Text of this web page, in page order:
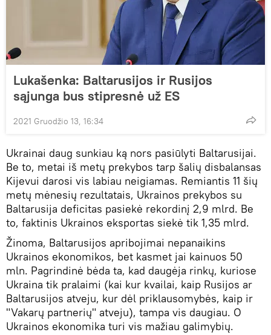
Lukašenka: Baltarusijos ir Rusijos
sąjunga bus stipresnė už ES
2021 Gruodžio 13, 16:34
Ukrainai daug sunkiau ką nors pasiūlyti Baltarusijai.
Be to, metai iš metų prekybos tarp šalių disbalansas
Kijevui darosi vis labiau neigiamas. Remiantis 11 šių
metų mėnesių rezultatais, Ukrainos prekybos su
Baltarusija deficitas pasiekė rekordinį 2,9 mlrd. Be
to, faktinis Ukrainos eksportas siekė tik 1,35 mlrd.
Žinoma, Baltarusijos apribojimai nepanaikins
Ukrainos ekonomikos, bet kasmet jai kainuos 50
mln. Pagrindinė bėda ta, kad daugėja rinkų, kuriose
Ukraina tik pralaimi (kai kur kvailai, kaip Rusijos ar
Baltarusijos atveju, kur dėl priklausomybės, kaip ir
"Vakarų partnerių" atveju), tampa vis daugiau. O
Ukrainos ekonomika turi vis mažiau galimybių.